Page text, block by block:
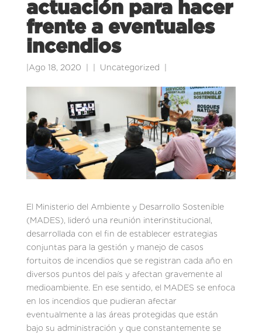
actuación para hacer
frente a eventuales
incendios
Ago 18, 2020 Uncategorized
El Ministerio del Ambiente y Desarrollo Sostenible
(MADES), lideró una reunión interinstitucional,
desarrollada con el fin de establecer estrategias
conjuntas para la gestión y manejo de casos
fortuitos de incendios que se registran cada año en
diversos puntos del país y afectan gravemente al
medioambiente. En ese sentido, el MADES se enfoca
en los incendios que pudieran afectar
eventualmente a las áreas protegidas que están
bajo su administración y que constantemente se